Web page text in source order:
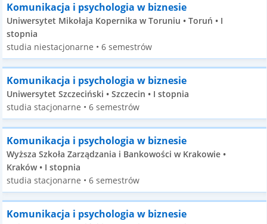
Komunikacja i psychologia w biznesie
Uniwersytet Mikołaja Kopernika w Toruniu • Toruń • I
stopnia
studia niestacjonarne • 6 semestrów
Komunikacja i psychologia w biznesie
Uniwersytet Szczeciński • Szczecin • I stopnia
studia stacjonarne • 6 semestrów
Komunikacja i psychologia w biznesie
Wyższa Szkoła Zarządzania i Bankowości w Krakowie •
Kraków • I stopnia
studia stacjonarne • 6 semestrów
Komunikacja i psychologia w biznesie